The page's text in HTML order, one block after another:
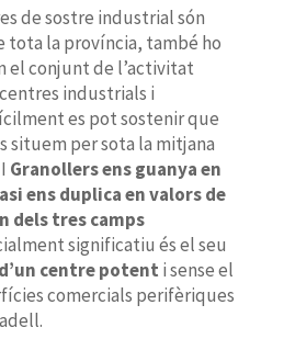
de sostre industrial són
tota la província, també ho
el conjunt de l’activitat
industrials i
es pot sostenir que
situem per sota la mitjana
Granollers ens guanya en
ens duplica en valors de
dels tres camps
significatiu és el seu
centre potent i sense el
comercials perifèriques